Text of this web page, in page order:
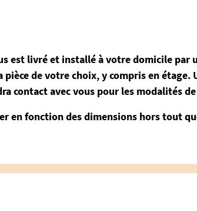
est livré et installé à votre domicile par
pièce de votre choix, y compris en
contact avec vous pour les modalités
en fonction des dimensions hors tout